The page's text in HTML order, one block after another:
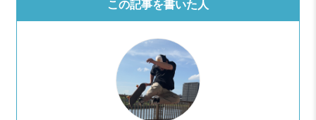
この記事を書いた人